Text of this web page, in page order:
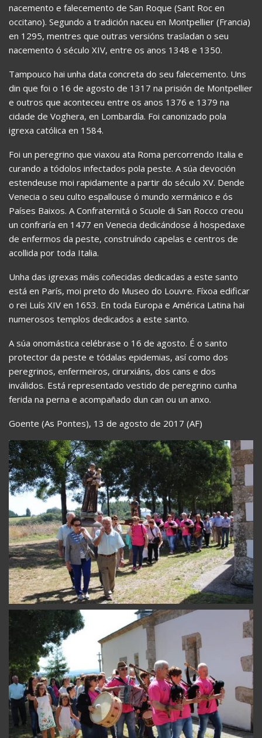
nacemento e falecemento de San Roque (Sant Roc en
occitano). Segundo a tradición naceu en Montpellier (Francia)
en 1295, mentres que outras versións trasladan o seu
nacemento ó século XIV, entre os anos 1348 e 1350.
Tampouco hai unha data concreta do seu falecemento. Uns
din que foi o 16 de agosto de 1317 na prisión de Montpellier
e outros que aconteceu entre os anos 1376 e 1379 na
cidade de Voghera, en Lombardía. Foi canonizado pola
igrexa católica en 1584.
Foi un peregrino que viaxou ata Roma percorrendo Italia e
curando a tódolos infectados pola peste. A súa devoción
estendeuse moi rapidamente a partir do século XV. Dende
Venecia o seu culto espallouse ó mundo xermánico e ós
Países Baixos. A Confraternitá o Scuole di San Rocco creou
un confraría en 1477 en Venecia dedicándose á hospedaxe
de enfermos da peste, construíndo capelas e centros de
acollida por toda Italia.
Unha das igrexas máis coñecidas dedicadas a este santo
está en París, moi preto do Museo do Louvre. Fíxoa edificar
o rei Luís XIV en 1653. En toda Europa e América Latina hai
numerosos templos dedicados a este santo.
A súa onomástica celébrase o 16 de agosto. É o santo
protector da peste e tódalas epidemias, así como dos
peregrinos, enfermeiros, cirurxiáns, dos cans e dos
inválidos. Está representado vestido de peregrino cunha
ferida na perna e acompañado dun can ou un anxo.
Goente (As Pontes), 13 de agosto de 2017 (AF)